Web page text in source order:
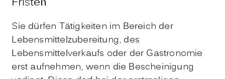
Sie dürfen Tätigkeiten im Bereich der
Lebensmittelzubereitung, des
Lebensmittelverkaufs oder der Gastronomie
erst aufnehmen, wenn die Bescheinigung